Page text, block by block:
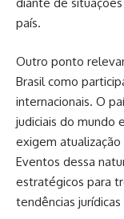
país.
Outro ponto
Brasil como
internacionais. O
judiciais do mundo
exigem
Eventos dessa
estratégicos para
tendências